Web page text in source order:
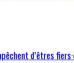
d’êtres